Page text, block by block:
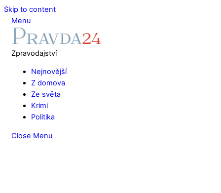
Skip to content
Menu
Zpravodajství
Nejnovější
Z domova
Ze světa
Krimi
Politika
Close Menu